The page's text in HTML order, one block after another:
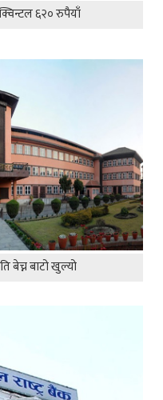
६२० रुपैयाँ
बेच्न बाटो खुल्यो